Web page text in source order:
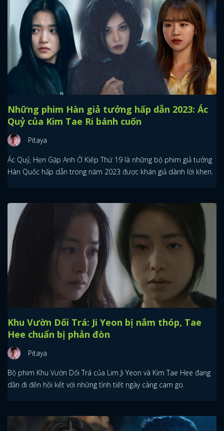
Những phim Hàn giả tưởng hấp dẫn 2023: Ác
Quỷ của Kim Tae Ri bánh cuốn
Pitaya
Ác Quỷ, Hẹn Gặp Anh Ở Kiếp Thứ 19 là những bộ phim giả tưởng
Hàn Quốc hấp dẫn trong năm 2023 được khán giả dành lời khen.
Khu Vườn Dối Trá: Ji Yeon bị nắm thóp, Tae
Hee chuẩn bị phản đòn
Pitaya
Bộ phim Khu Vườn Dối Trá của Lim Ji Yeon và Kim Tae Hee đang
dần đi đến hồi kết với những tình tiết ngày càng cam go.